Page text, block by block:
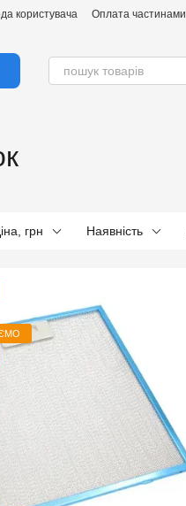
користувача Оплата частинами
грн Наявність